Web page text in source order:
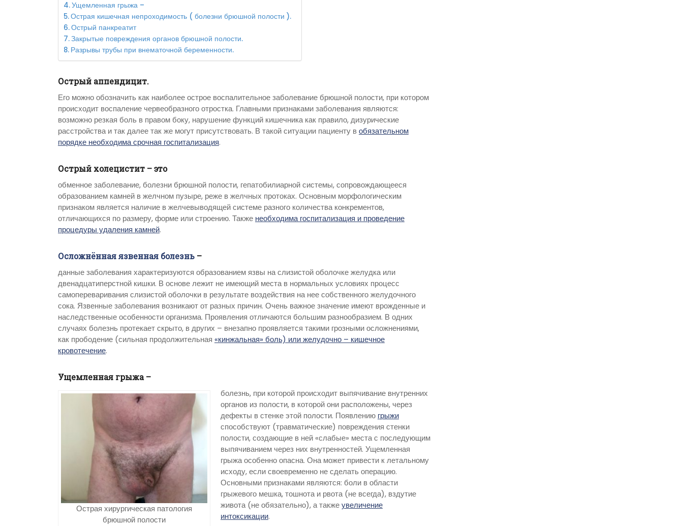
Ущемленная грыжа –
Острая кишечная непроходимость ( болезни брюшной полости ).
Острый панкреатит
Закрытые повреждения органов брюшной полости.
Разрывы трубы при внематочной беременности.
Острый аппендицит.
Его можно обозначить как наиболее острое воспалительное заболевание брюшной полости, при котором
происходит воспаление червеобразного отростка. Главными признаками заболевания являются:
возможно резкая боль в правом боку, нарушение функций кишечника как правило, дизурические
расстройства и так далее так же могут присутствовать. В такой ситуации пациенту вобязательном
порядке необходима срочная госпитализация.
Острый холецистит –это
обменное заболевание, болезни брюшной полости, гепатобилиарной системы, сопровождающееся
образованием камней в желчном пузыре, реже в желчных протоках. Основным морфологическим
признаком является наличие в желчевыводящей системе разного количества конкрементов,
отличающихся по размеру, форме или строению. Также необходима госпитализация и проведение
процедуры удаления камней.
Осложнённая язвенная болезнь –
данные заболевания характеризуются образованием язвы на слизистой оболочке желудка или
двенадцатиперстной кишки. В основе лежит не имеющий места в нормальных условиях процесс
самопереваривания слизистой оболочки в результате воздействия на нее собственного желудочного
сока. Язвенные заболевания возникают от разных причин. Очень важное значение имеют врожденные и
наследственные особенности организма. Проявления отличаются большим разнообразием. В одних
случаях болезнь протекает скрыто, в других – внезапно проявляется такими грозными осложнениями,
как прободение (сильная продолжительная «кинжальная» боль) или желудочно – кишечное
кровотечение.
Ущемленная грыжа –
Острая хирургическая патология
брюшной полости
болезнь, при которой происходит выпячивание внутренних
органов из полости, в которой они расположены, через
дефекты в стенке этой полости. Появлению грыжи
способствуют (травматические) повреждения стенки
полости, создающие в ней «слабые» места с последующим
выпячиванием через них внутренностей. Ущемленная
грыжа особенно опасна. Она может привести к летальному
исходу, если своевременно не сделать операцию.
Основными признаками являются: боли в области
грыжевого мешка, тошнота и рвота (не всегда), вздутие
живота (не обязательно), а такжеувеличение
интоксикации.